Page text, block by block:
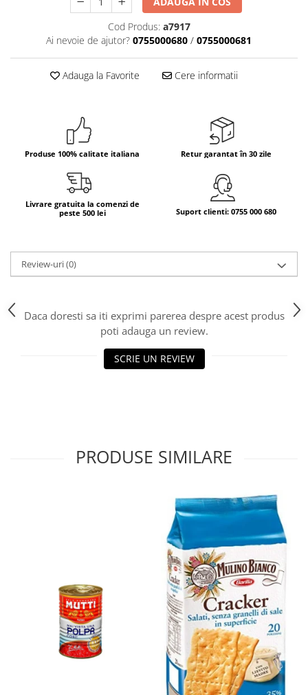
Vinuri italiene
Bauturi aperitive, alcoolice
Apa italiana
Panettone cozonac italian,
Pandoro si Balocco
Produse de panificatie
Produse de patiserie
Cod Produs: a7917
Ai nevoie de ajutor? 0755000680 / 0755000681
Adauga la Favorite Cere informatii
Produse 100% calitate italiana Retur garantat în 30 zile
Livrare gratuita la comenzi de
peste 500 lei
Suport clienti: 0755 000 680
Review-uri(0)
Daca doresti sa iti exprimi parerea despre acest produs
poti adauga un review.
SCRIE UN REVIEW
PRODUSE SIMILARE